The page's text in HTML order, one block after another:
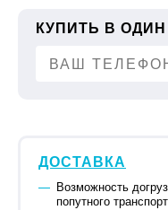
КУПИТЬ В
ДОСТАВКА
Возможность
попутного